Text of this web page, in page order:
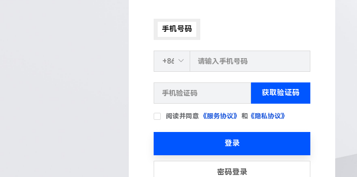
手机号码
获取验证码
阅读并同意 《服务协议》 和 《隐私协议》
登录
密码登录